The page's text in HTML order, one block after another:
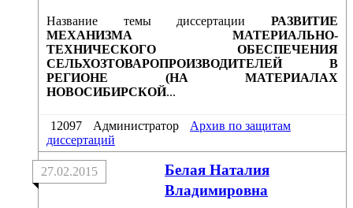
Название темы диссертации РАЗВИТИЕ
МЕХАНИЗМА МАТЕРИАЛЬНО-
ТЕХНИЧЕСКОГО ОБЕСПЕЧЕНИЯ
СЕЛЬХОЗТОВАРОПРОИЗВОДИТЕЛЕЙ В
РЕГИОНЕ (НА МАТЕРИАЛАХ
НОВОСИБИРСКОЙ...
12097 Администратор
Архив по защитам
диссертаций
Белая Наталия
Владимировна
27.02.2015